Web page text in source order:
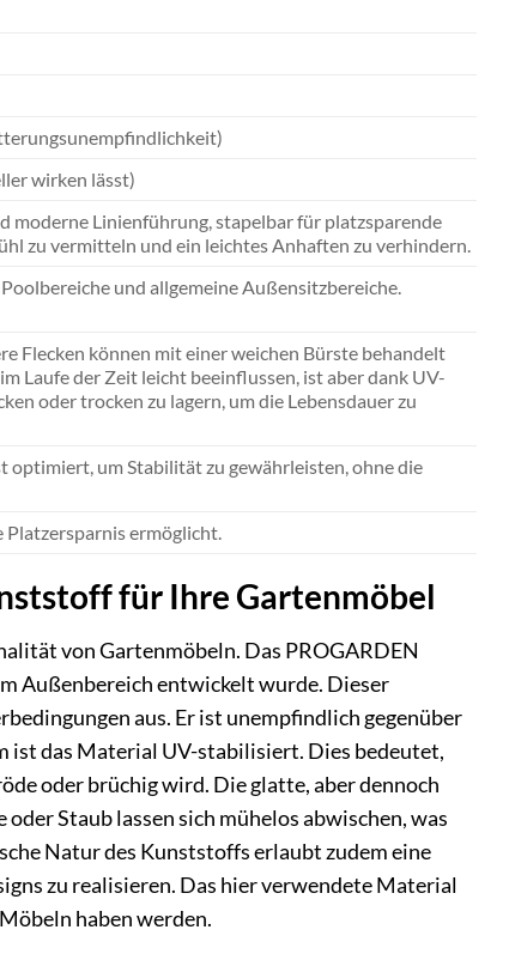
wirken lässt)
moderne Linienführung, stapelbar für platzsparende
zu vermitteln und ein leichtes Anhaften zu verhindern.
und allgemeine Außensitzbereiche.
Flecken können mit einer weichen Bürste behandelt
Laufe der Zeit leicht beeinflussen, ist aber dank UV-
oder trocken zu lagern, um die Lebensdauer zu
optimiert, um Stabilität zu gewährleisten, ohne die
Platzersparnis ermöglicht.
für Ihre Gartenmöbel
von Gartenmöbeln. Das PROGARDEN
Außenbereich entwickelt wurde. Dieser
aus. Er ist unempfindlich gegenüber
ist das Material UV-stabilisiert. Dies bedeutet,
oder brüchig wird. Die glatte, aber dennoch
Staub lassen sich mühelos abwischen, was
Natur des Kunststoffs erlaubt zudem eine
zu realisieren. Das hier verwendete Material
haben werden.